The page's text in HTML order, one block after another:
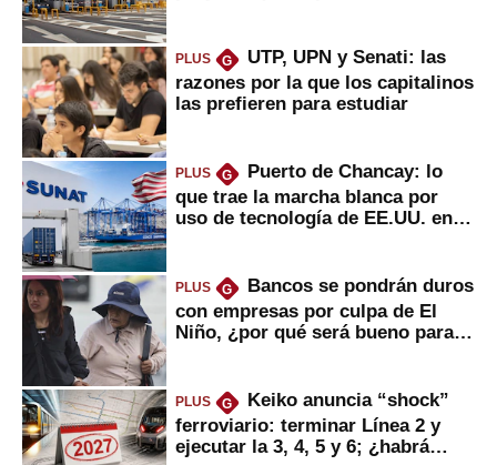
PLUS G
UTP, UPN y Senati: las
razones por la que los capitalinos
las prefieren para estudiar
PLUS G
Puerto de Chancay: lo
que trae la marcha blanca por
uso de tecnología de EE.UU. en
PLUS G
Bancos se pondrán duros
con empresas por culpa de El
Niño, ¿por qué será bueno para
PLUS G
Keiko anuncia “shock”
ferroviario: terminar Línea 2 y
ejecutar la 3, 4, 5 y 6; ¿habrá